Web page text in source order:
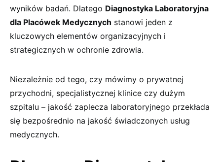
wyników badań. Dlatego Diagnostyka Laboratoryjna
dla Placówek Medycznych stanowi jeden z
kluczowych elementów organizacyjnych i
strategicznych w ochronie zdrowia.
Niezależnie od tego, czy mówimy o prywatnej
przychodni, specjalistycznej klinice czy dużym
szpitalu – jakość zaplecza laboratoryjnego przekłada
się bezpośrednio na jakość świadczonych usług
medycznych.